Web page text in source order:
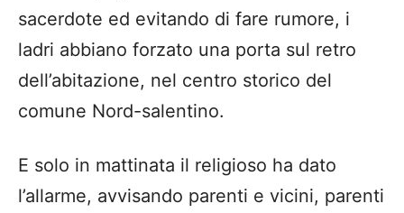
sacerdote ed evitando di fare rumore, i
ladri abbiano forzato una porta sul retro
dell’abitazione, nel centro storico del
comune Nord-salentino.
E solo in mattinata il religioso ha dato
l’allarme, avvisando parenti e vicini, parenti